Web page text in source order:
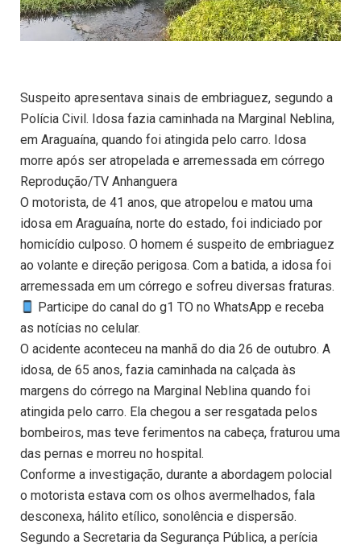
Suspeito apresentava sinais de embriaguez, segundo a
Polícia Civil. Idosa fazia caminhada na Marginal Neblina,
em Araguaína, quando foi atingida pelo carro. Idosa
morre após ser atropelada e arremessada em córrego
Reprodução/TV Anhanguera
O motorista, de 41 anos, que atropelou e matou uma
idosa em Araguaína, norte do estado, foi indiciado por
homicídio culposo. O homem é suspeito de embriaguez
ao volante e direção perigosa. Com a batida, a idosa foi
arremessada em um córrego e sofreu diversas fraturas.
Participe do canal do g1 TO no WhatsApp e receba
as notícias no celular.
O acidente aconteceu na manhã do dia 26 de outubro. A
idosa, de 65 anos, fazia caminhada na calçada às
margens do córrego na Marginal Neblina quando foi
atingida pelo carro. Ela chegou a ser resgatada pelos
bombeiros, mas teve ferimentos na cabeça, fraturou uma
das pernas e morreu no hospital.
Conforme a investigação, durante a abordagem polocial
o motorista estava com os olhos avermelhados, fala
desconexa, hálito etílico, sonolência e dispersão.
Segundo a Secretaria da Segurança Pública, a perícia